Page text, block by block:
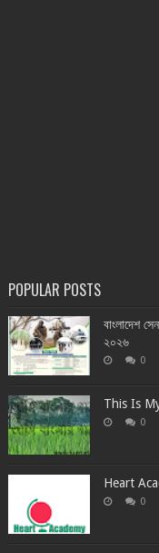
POPULAR POSTS
বাংলাদেশ
২০২৬
0
This Is
0
Heart
0